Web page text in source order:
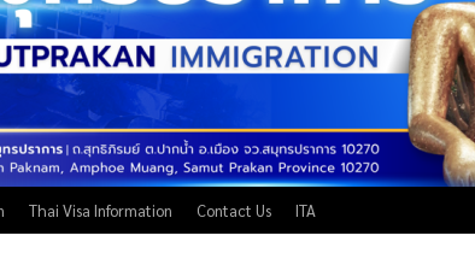
Thai Visa Information Contact Us ITA